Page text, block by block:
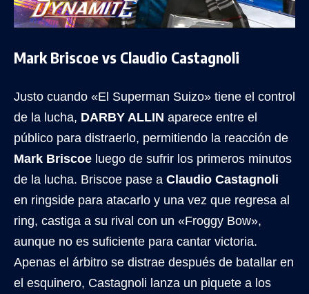
Mark Briscoe vs Claudio Castagnoli
Justo cuando «El Superman Suizo» tiene el control
de la lucha, DARBY ALLIN aparece entre el
público para distraerlo, permitiendo la reacción de
Mark Briscoe luego de sufrir los primeros minutos
de la lucha. Briscoe pase a Claudio Castagnoli
en ringside para atacarlo y una vez que regresa al
ring, castiga a su rival con un «Froggy Bow»,
aunque no es suficiente para cantar victoria.
Apenas el árbitro se distrae después de batallar en
el esquinero, Castagnoli lanza un piquete a los